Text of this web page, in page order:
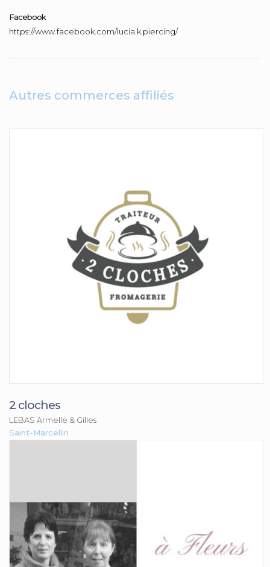
Facebook
https://www.facebook.com/lucia.k.piercing/
Autres commerces affiliés
2 cloches
LEBAS Armelle & Gilles
Saint-Marcellin